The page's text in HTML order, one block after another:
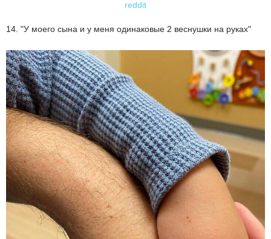
reddit
14. "У моего сына и у меня одинаковые 2 веснушки на руках"